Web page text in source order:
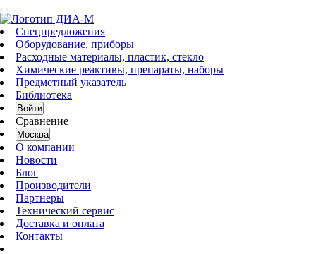
Спецпредложения
Оборудование, приборы
Расходные материалы, пластик, стекло
Химические реактивы, препараты, наборы
Предметный указатель
Библиотека
Войти
Сравнение
Москва
О компании
Новости
Блог
Производители
Партнеры
Технический сервис
Доставка и оплата
Контакты